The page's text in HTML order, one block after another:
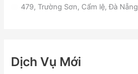
479, Trường Sơn, Cẩm lệ, Đà Nẵng
Dịch Vụ Mới